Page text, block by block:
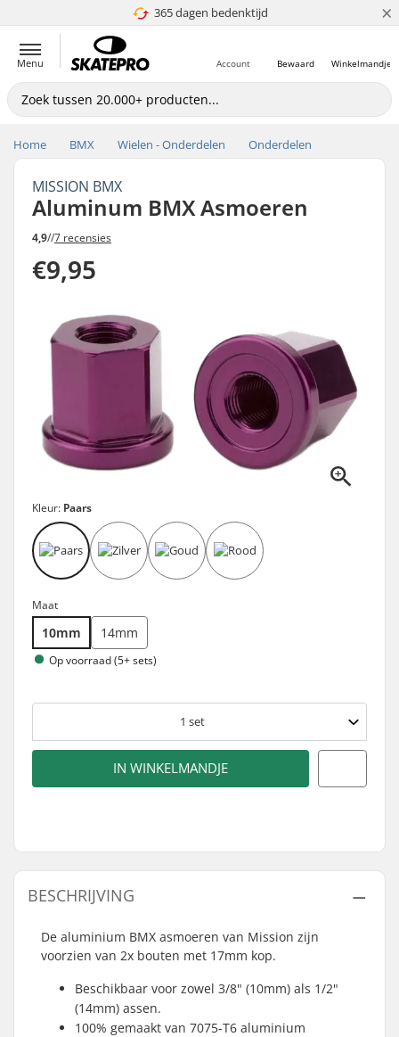
365 dagen bedenktijd
4.8 van 5 ×
Menu Winkelmandje
Bewaard
Account
Home BMX Wielen - Onderdelen Onderdelen
MISSION BMX
Aluminum BMX Asmoeren
4,9//7 recensies
€9,95
Kleur: Paars
Maat
10mm 14mm
Op voorraad (5+ sets)
1 set
IN WINKELMANDJE
BESCHRIJVING
De aluminium BMX asmoeren van Mission zijn
voorzien van 2x bouten met 17mm kop.
Beschikbaar voor zowel 3/8" (10mm) als 1/2"
(14mm) assen.
100% gemaakt van 7075-T6 aluminium